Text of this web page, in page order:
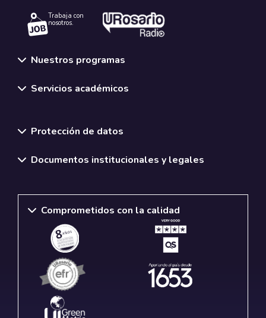
Trabaja con
nosotros.
Nuestros programas
Servicios académicos
Protección de datos
Documentos institucionales y legales
Comprometidos con la calidad